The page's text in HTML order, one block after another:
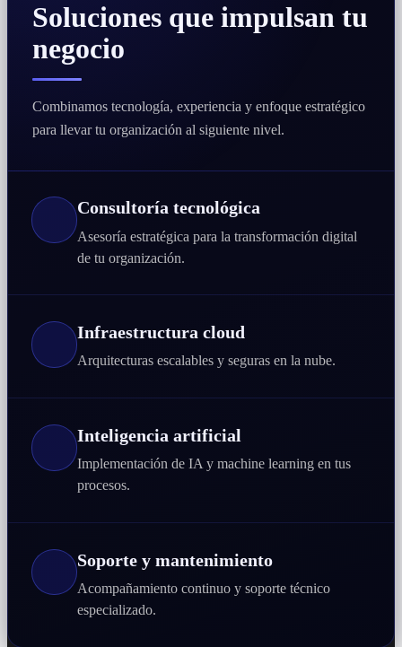
Soluciones que impulsan tu
negocio
Combinamos tecnología, experiencia y enfoque estratégico
para llevar tu organización al siguiente nivel.
Consultoría tecnológica
Asesoría estratégica para la transformación digital
de tu organización.
Infraestructura cloud
Arquitecturas escalables y seguras en la nube.
Inteligencia artificial
Implementación de IA y machine learning en tus
procesos.
Soporte y mantenimiento
Acompañamiento continuo y soporte técnico
especializado.